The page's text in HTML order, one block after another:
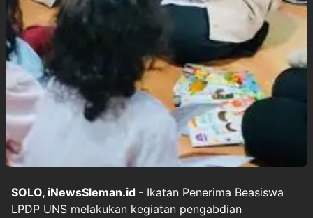
SOLO, iNewsSleman.id - Ikatan Penerima Beasiswa
LPDP UNS melakukan kegiatan pengabdian